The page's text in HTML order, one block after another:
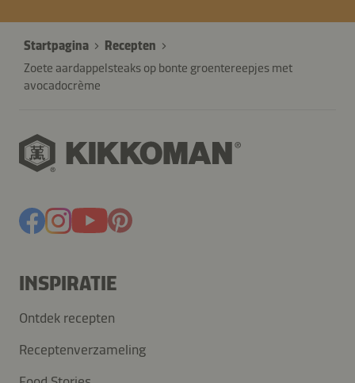
Startpagina
Recepten
Zoete aardappelsteaks op bonte groentereepjes met
avocadocrème
INSPIRATIE
Ontdek recepten
Receptenverzameling